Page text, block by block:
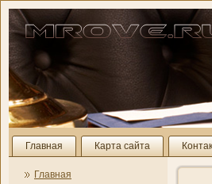
Главная Карта сайта
Главная